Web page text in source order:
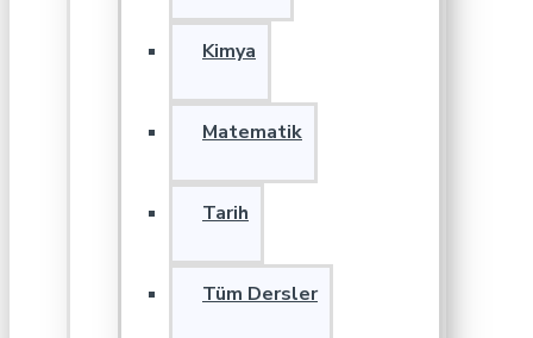
Kimya
Matematik
Tarih
Tüm Dersler